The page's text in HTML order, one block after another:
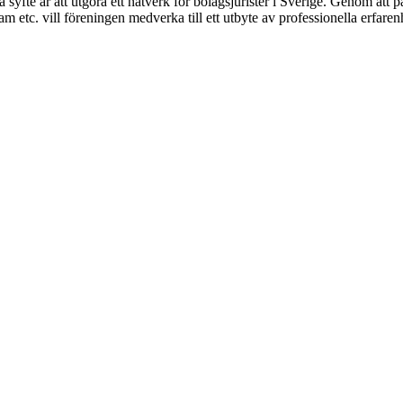
etc. vill föreningen medverka till ett utbyte av professionella